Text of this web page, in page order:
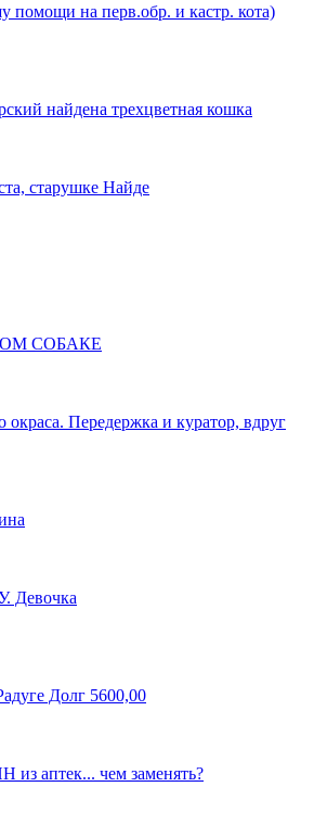
на перв.обр. и кастр. кота)
найдена трехцветная кошка
старушке Найде
СОБАКЕ
окраса. Передержка и куратор, вдруг
Девочка
Долг 5600,00
аптек... чем заменять?